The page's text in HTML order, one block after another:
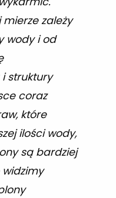
zależy
wody i od
struktury
coraz
które
ilości wody,
są bardziej